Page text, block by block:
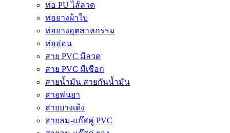
ท่อ PU ไส้ลวด
ท่อยางผ้าใบ
ท่อยางอุตสาหกรรม
ท่ออ่อน
สาย PVC มีลวด
สาย PVC มีเชือก
สายน้ำมัน สายกันน้ำมัน
สายพ่นยา
สายยางเด้ง
สายลม-แก๊สคู่ PVC